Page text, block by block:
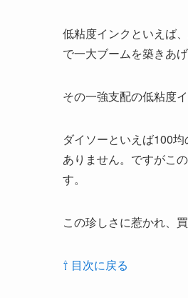
低粘度インクといえば
で一大ブームを築きあ
その一強支配の低粘度
ダイソーといえば100
ありません。ですがこ
す。
この珍しさに惹かれ、
⇧ 目次に戻る